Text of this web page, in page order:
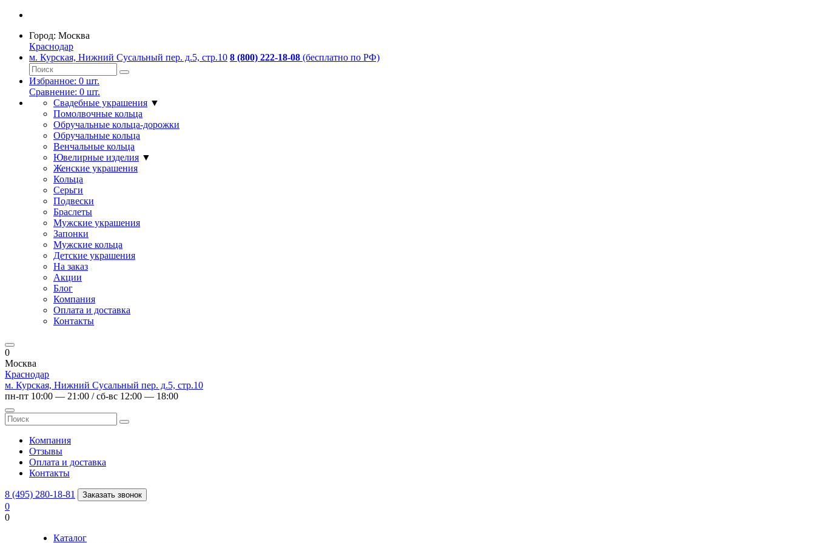
Город: Москва
Краснодар
м. Курская, Нижний Сусальный пер. д.5, стр.10 8 (800) 222-18-08 (бесплатно по РФ)
Избранное: 0 шт.
Сравнение: 0 шт.
Свадебные украшения ▼
Помолвочные кольца
Обручальные кольца-дорожки
Обручальные кольца
Венчальные кольца
Ювелирные изделия ▼
Женские украшения
Кольца
Серьги
Подвески
Браслеты
Мужские украшения
Запонки
Мужские кольца
Детские украшения
На заказ
Акции
Блог
Компания
Оплата и доставка
Контакты
0
Москва
Краснодар
м. Курская, Нижний Сусальный пер. д.5, стр.10
пн-пт 10:00 — 21:00 / сб-вс 12:00 — 18:00
Компания
Отзывы
Оплата и доставка
Контакты
8 (495) 280-18-81 Заказать звонок
0
0
Каталог